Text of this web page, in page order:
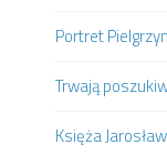
Portret
Trwają
Księża